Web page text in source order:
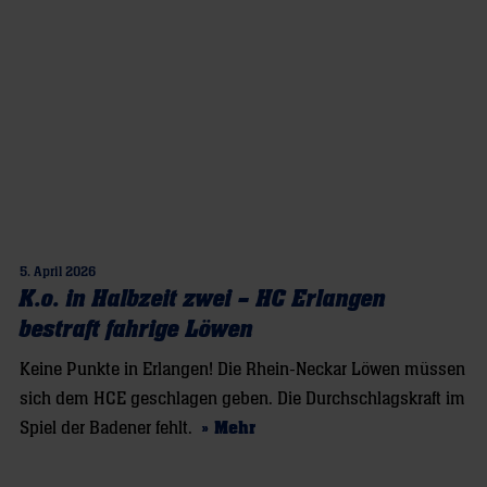
5. April 2026
K.o. in Halbzeit zwei – HC Erlangen
bestraft fahrige Löwen
Keine Punkte in Erlangen! Die Rhein-Neckar Löwen müssen
sich dem HCE geschlagen geben. Die Durchschlagskraft im
Spiel der Badener fehlt. » Mehr